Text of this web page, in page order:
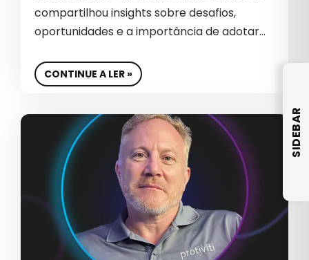
CULTURA EMPRESARIAL
DADOS
DESENVOLVIMENTO DE SITES
DESIGN
DESTAQUE
E-COMMERCE DE COSMÉTICOS
compartilhou insights sobre desafios,
oportunidades e a importância de adotar…
CONTINUE A LER »
SIDEBAR